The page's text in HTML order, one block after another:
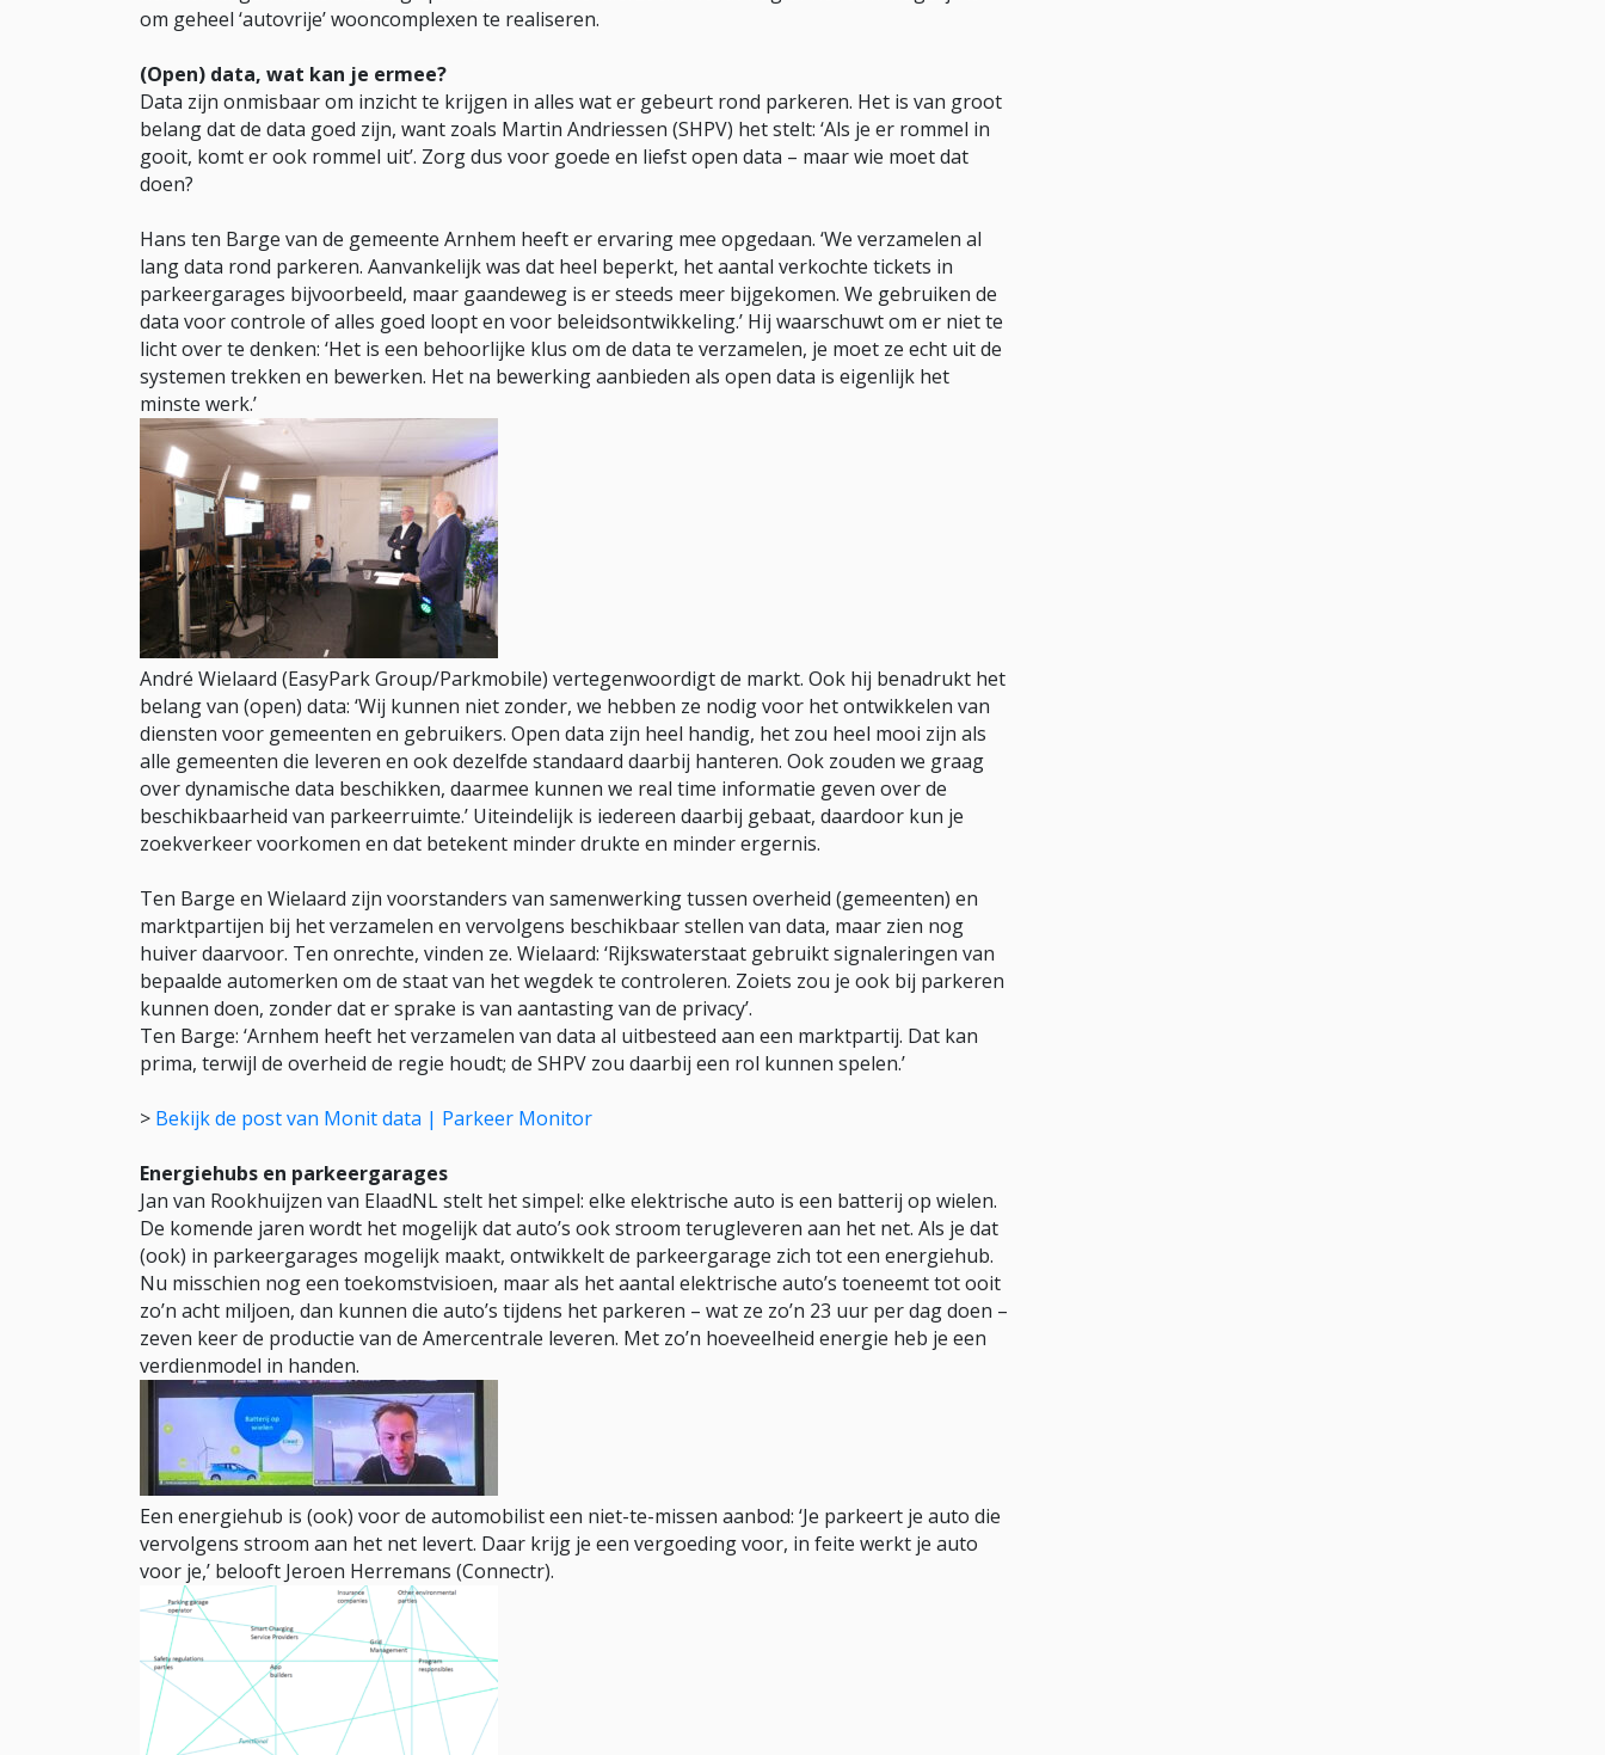
om geheel ‘autovrije’ wooncomplexen te realiseren.
(Open) data, wat kan je ermee?
Data zijn onmisbaar om inzicht te krijgen in alles wat er gebeurt rond parkeren. Het is van groot
belang dat de data goed zijn, want zoals Martin Andriessen (SHPV) het stelt: ‘Als je er rommel in
gooit, komt er ook rommel uit’. Zorg dus voor goede en liefst open data – maar wie moet dat
doen?
Hans ten Barge van de gemeente Arnhem heeft er ervaring mee opgedaan. ‘We verzamelen al
lang data rond parkeren. Aanvankelijk was dat heel beperkt, het aantal verkochte tickets in
parkeergarages bijvoorbeeld, maar gaandeweg is er steeds meer bijgekomen. We gebruiken de
data voor controle of alles goed loopt en voor beleidsontwikkeling.’ Hij waarschuwt om er niet te
licht over te denken: ‘Het is een behoorlijke klus om de data te verzamelen, je moet ze echt uit de
systemen trekken en bewerken. Het na bewerking aanbieden als open data is eigenlijk het
minste werk.’
André Wielaard (EasyPark Group/Parkmobile) vertegenwoordigt de markt. Ook hij benadrukt het
belang van (open) data: ‘Wij kunnen niet zonder, we hebben ze nodig voor het ontwikkelen van
diensten voor gemeenten en gebruikers. Open data zijn heel handig, het zou heel mooi zijn als
alle gemeenten die leveren en ook dezelfde standaard daarbij hanteren. Ook zouden we graag
over dynamische data beschikken, daarmee kunnen we real time informatie geven over de
beschikbaarheid van parkeerruimte.’ Uiteindelijk is iedereen daarbij gebaat, daardoor kun je
zoekverkeer voorkomen en dat betekent minder drukte en minder ergernis.
Ten Barge en Wielaard zijn voorstanders van samenwerking tussen overheid (gemeenten) en
marktpartijen bij het verzamelen en vervolgens beschikbaar stellen van data, maar zien nog
huiver daarvoor. Ten onrechte, vinden ze. Wielaard: ‘Rijkswaterstaat gebruikt signaleringen van
bepaalde automerken om de staat van het wegdek te controleren. Zoiets zou je ook bij parkeren
kunnen doen, zonder dat er sprake is van aantasting van de privacy’.
Ten Barge: ‘Arnhem heeft het verzamelen van data al uitbesteed aan een marktpartij. Dat kan
prima, terwijl de overheid de regie houdt; de SHPV zou daarbij een rol kunnen spelen.’
> Bekijk de post van Monit data | Parkeer Monitor
Energiehubs en parkeergarages
Jan van Rookhuijzen van ElaadNL stelt het simpel: elke elektrische auto is een batterij op wielen.
De komende jaren wordt het mogelijk dat auto’s ook stroom terugleveren aan het net. Als je dat
(ook) in parkeergarages mogelijk maakt, ontwikkelt de parkeergarage zich tot een energiehub.
Nu misschien nog een toekomstvisioen, maar als het aantal elektrische auto’s toeneemt tot ooit
zo’n acht miljoen, dan kunnen die auto’s tijdens het parkeren – wat ze zo’n 23 uur per dag doen –
zeven keer de productie van de Amercentrale leveren. Met zo’n hoeveelheid energie heb je een
verdienmodel in handen.
Een energiehub is (ook) voor de automobilist een niet-te-missen aanbod: ‘Je parkeert je auto die
vervolgens stroom aan het net levert. Daar krijg je een vergoeding voor, in feite werkt je auto
voor je,’ belooft Jeroen Herremans (Connectr).